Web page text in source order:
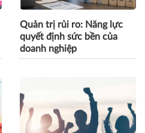
Quản trị rủi ro: Năng lực
quyết định sức bền của
doanh nghiệp